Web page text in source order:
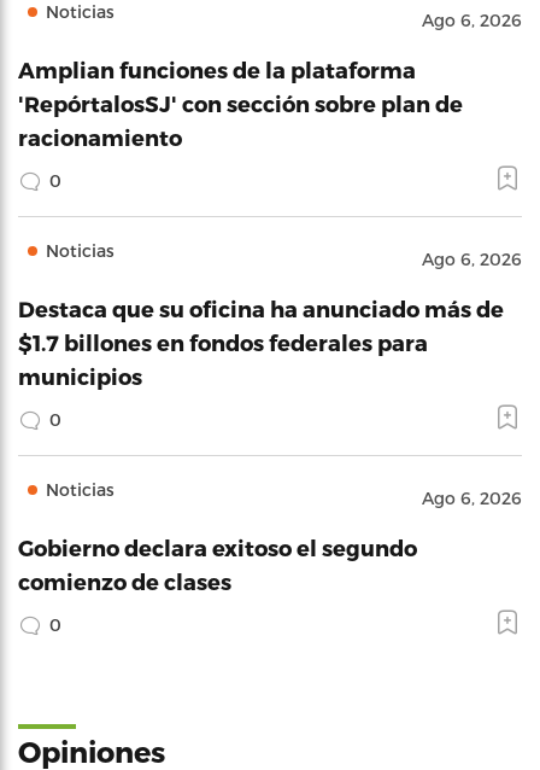
Noticias Ago 6, 2026
Amplian funciones de la plataforma
'RepórtalosSJ' con sección sobre plan de
racionamiento
0
Noticias Ago 6, 2026
Destaca que su oficina ha anunciado más de
$1.7 billones en fondos federales para
municipios
0
Noticias Ago 6, 2026
Gobierno declara exitoso el segundo
comienzo de clases
0
Opiniones